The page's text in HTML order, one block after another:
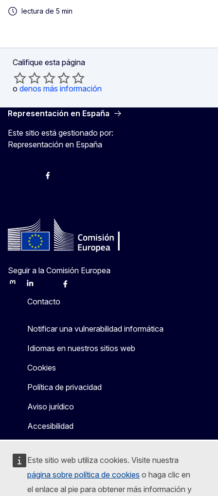
Este sitio web utiliza cookies. Visite nuestra
página sobre política de cookies o haga clic en
el enlace al pie para obtener más información y
lectura de 5 min
Califique esta página
o denos más información
Representación en España
Este sitio está gestionado por:
Representación en España
@ComisionEuropea
Espacio Europa
Comisión Europea en España
Seguir a la Comisión Europea
MastodonLinkedInBlueskyFacebook
Contacto
Notificar una vulnerabilidad informática
Idiomas en nuestros sitios web
Cookies
Política de privacidad
Aviso jurídico
Accesibilidad